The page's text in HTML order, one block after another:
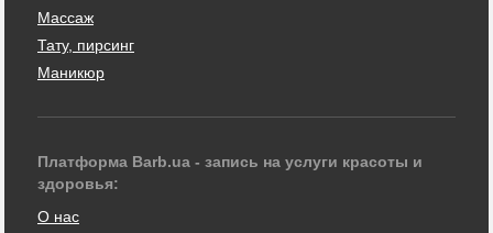
Массаж
Тату, пирсинг
Маникюр
Платформа Barb.ua - запись на услуги красоты и
здоровья:
О нас